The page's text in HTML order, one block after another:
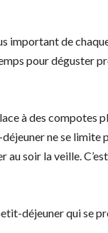
important de
pour déguster
à des compotes
ne se limite
soir la veille.
déjeuner qui se